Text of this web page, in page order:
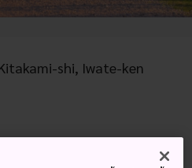
shi, Iwate-ken